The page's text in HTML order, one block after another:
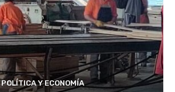
POLÍTICA Y ECONOMÍA